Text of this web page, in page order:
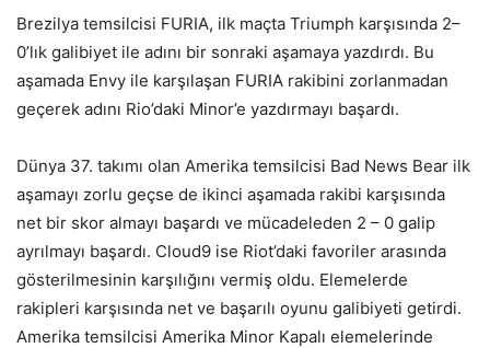
Brezilya temsilcisi FURIA, ilk maçta Triumph karşısında 2–
0’lık galibiyet ile adını bir sonraki aşamaya yazdırdı. Bu
aşamada Envy ile karşılaşan FURIA rakibini zorlanmadan
geçerek adını Rio’daki Minor’e yazdırmayı başardı.
Dünya 37. takımı olan Amerika temsilcisi Bad News Bear ilk
aşamayı zorlu geçse de ikinci aşamada rakibi karşısında
net bir skor almayı başardı ve mücadeleden 2 – 0 galip
ayrılmayı başardı. Cloud9 ise Riot’daki favoriler arasında
gösterilmesinin karşılığını vermiş oldu. Elemelerde
rakipleri karşısında net ve başarılı oyunu galibiyeti getirdi.
Amerika temsilcisi Amerika Minor Kapalı elemelerinde